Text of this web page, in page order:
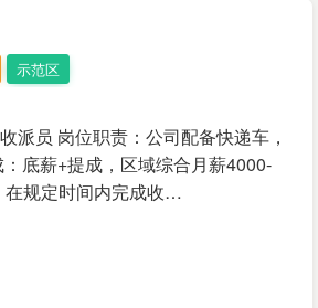
示范区
派员 岗位职责：公司配备快递车，
底薪+提成，区域综合月薪4000-
在规定时间内完成收…